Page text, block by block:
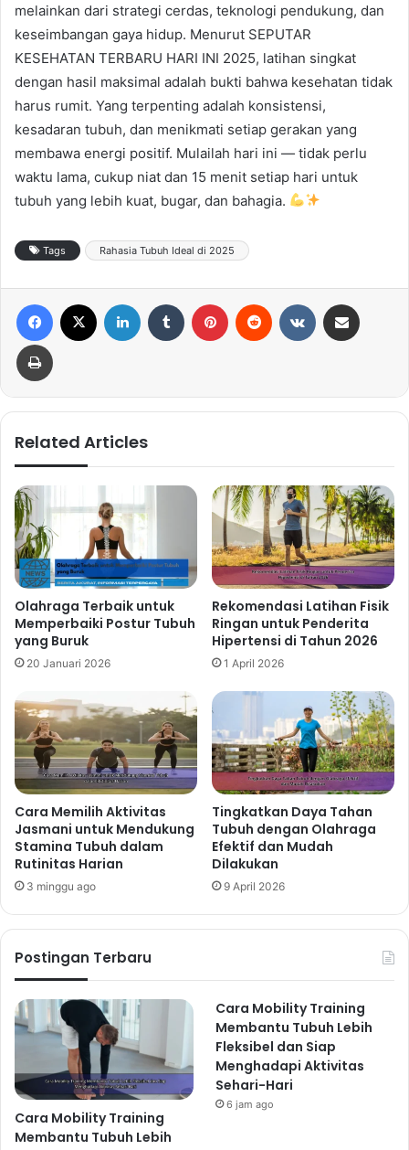
melainkan dari strategi cerdas, teknologi pendukung, dan
keseimbangan gaya hidup. Menurut SEPUTAR
KESEHATAN TERBARU HARI INI 2025, latihan singkat
dengan hasil maksimal adalah bukti bahwa kesehatan tidak
harus rumit. Yang terpenting adalah konsistensi,
kesadaran tubuh, dan menikmati setiap gerakan yang
membawa energi positif. Mulailah hari ini — tidak perlu
waktu lama, cukup niat dan 15 menit setiap hari untuk
tubuh yang lebih kuat, bugar, dan bahagia.
Tags Rahasia Tubuh Ideal di 2025
Related Articles
Olahraga Terbaik untuk
Memperbaiki Postur Tubuh
yang Buruk
20 Januari 2026
Rekomendasi Latihan Fisik
Ringan untuk Penderita
Hipertensi di Tahun 2026
1 April 2026
Cara Memilih Aktivitas
Jasmani untuk Mendukung
Stamina Tubuh dalam
Rutinitas Harian
3 minggu ago
Tingkatkan Daya Tahan
Tubuh dengan Olahraga
Efektif dan Mudah
Dilakukan
9 April 2026
Postingan Terbaru
Cara Mobility Training
Membantu Tubuh Lebih
Cara Mobility Training
Membantu Tubuh Lebih
Fleksibel dan Siap
Menghadapi Aktivitas
Sehari-Hari
6 jam ago